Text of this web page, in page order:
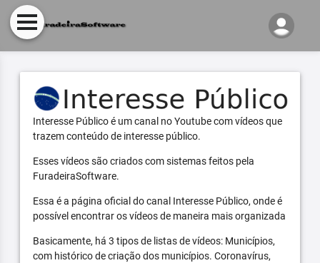
Interesse Público é um canal no Youtube com vídeos que
trazem conteúdo de interesse público.
Esses vídeos são criados com sistemas feitos pela
FuradeiraSoftware.
Essa é a página oficial do canal Interesse Público, onde é
possível encontrar os vídeos de maneira mais organizada
Basicamente, há 3 tipos de listas de vídeos: Municípios,
com histórico de criação dos municípios. Coronavírus,